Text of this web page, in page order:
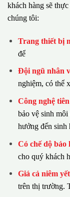
khách hàng sẽ
chúng tôi:
Trang thiết bị
để
Đội ngũ nhân
nghiệm, có thể
Công nghệ
bảo vệ sinh môi
hưởng đến sinh
Có chế dộ bảo
cho quý khách
Giá cả niêm yết
trên thị trường.